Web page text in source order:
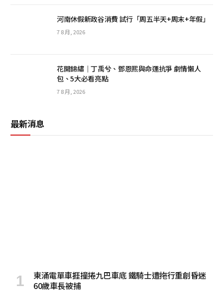
河南休假新政谷消費 試行「周五半天+周末+年假」
7 8 月, 2026
花開錦繡｜丁禹兮、鄧恩熙與命運抗爭 劇情懶人
包、5大必看亮點
7 8 月, 2026
最新消息
東涌電單車捱撞捲九巴車底 鐵騎士遭拖行重創昏迷
60歲車長被捕